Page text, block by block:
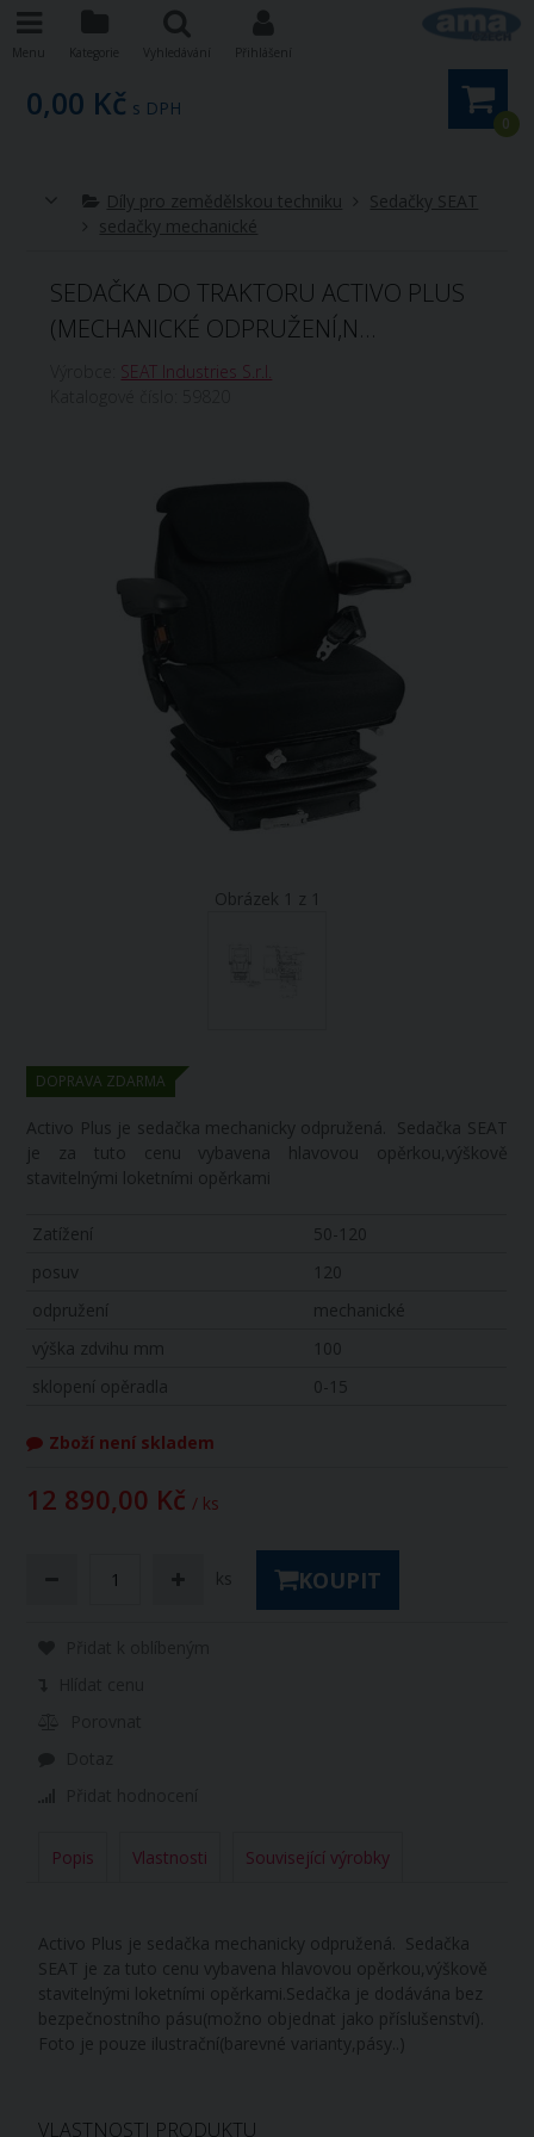
0
0,00 Kč s DPH
Díly pro zemědělskou techniku
Sedačky SEAT
sedačky mechanické
SEDAČKA DO TRAKTORU ACTIVO PLUS
(MECHANICKÉ ODPRUŽENÍ,N...
SEAT Industries S.r.l.
Obrázek 1 z 1
DOPRAVA ZDARMA
Activo Plus je sedačka mechanicky odpružená. Sedačka SEAT
je za tuto cenu vybavena hlavovou opěrkou,výškově
stavitelnými loketními opěrkami
Zatížení
50-120
posuv
120
odpružení
mechanické
výška zdvihu mm
100
sklopení opěradla
0-15
Zboží není skladem
12 890,00 Kč / ks
ks KOUPIT
Popis Vlastnosti Související výrobky
Activo Plus je sedačka mechanicky odpružená. Sedačka
SEAT je za tuto cenu vybavena hlavovou opěrkou,výškově
stavitelnými loketními opěrkami.Sedačka je dodávána bez
bezpečnostního pásu(možno objednat jako příslušenství).
Foto je pouze ilustrační(barevné varianty,pásy..)
VLASTNOSTI PRODUKTU
Menu Kategorie Vyhledávání Přihlášení